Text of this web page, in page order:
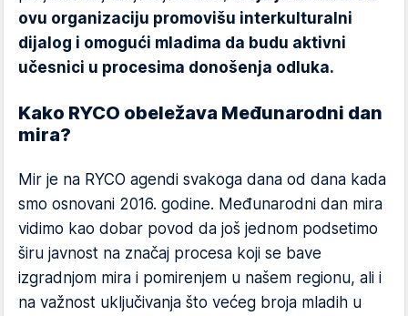
ovu organizaciju promovišu interkulturalni
dijalog i omogući mladima da budu aktivni
učesnici u procesima donošenja odluka.
Kako RYCO obeležava Međunarodni dan
mira?
Mir je na RYCO agendi svakoga dana od dana kada
smo osnovani 2016. godine. Međunarodni dan mira
vidimo kao dobar povod da još jednom podsetimo
širu javnost na značaj procesa koji se bave
izgradnjom mira i pomirenjem u našem regionu, ali i
na važnost uključivanja što većeg broja mladih u